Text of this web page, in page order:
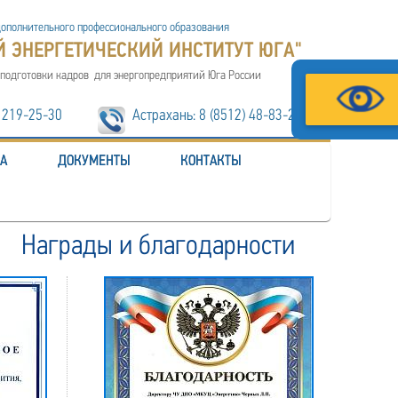
профессионального образования
ИНСТИТУТ ЮГА"
кадров для энергопредприятий Юга России
219-25-30 Астрахань: 8 (8512) 48-83-20
ДОКУМЕНТЫ КОНТАКТЫ
Награды и благодарности